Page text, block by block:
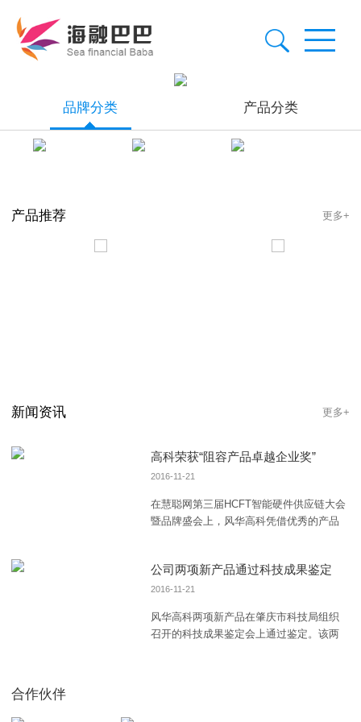
品牌分类 产品分类
产品推荐 更多+
新闻资讯 更多+
高科荣获“阻容产品卓越企业奖”
2016-11-21
在慧聪网第三届HCFT智能硬件供应链大会
暨品牌盛会上，风华高科凭借优秀的产品
公司两项新产品通过科技成果鉴定
2016-11-21
风华高科两项新产品在肇庆市科技局组织
召开的科技成果鉴定会上通过鉴定。该两
合作伙伴